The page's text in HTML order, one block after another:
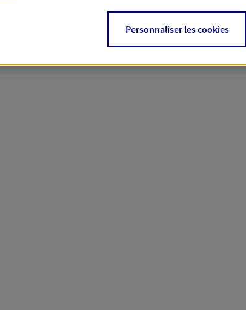
PRO & ENTREPRISES
Personnaliser les cookies